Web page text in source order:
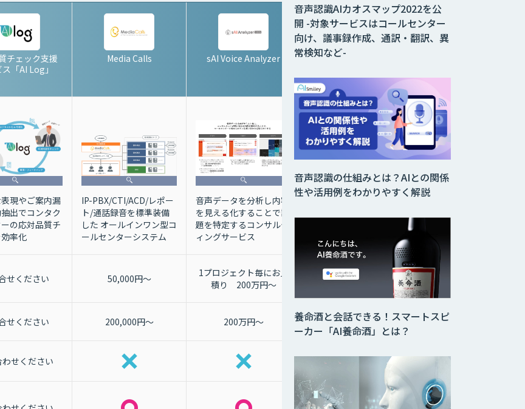
チェック支援
「AI Log」
Media Calls sAI Voice Analyzer
現やご案内漏
出でコンタク
の応対品質チ
率化
IP-PBX/CTI/ACD/レポー
ト/通話録音を標準装備
した オールインワン型コ
ールセンターシステム
音声データを分析し内容
を見える化することで課
題を特定するコンサルテ
ィングサービス
せください 50,000円～
1プロジェクト毎にお見
積り 200万円～
せください 200,000円～ 200万円～
わせください
養命酒と会話できる！スマートスピ
ーカー「AI養命酒」とは？
音声認識の仕組みとは？AIとの関係
性や活用例をわかりやすく解説
音声認識AIカオスマップ2022を公
開 -対象サービスはコールセンター
向け、議事録作成、通訳・翻訳、異
常検知など-